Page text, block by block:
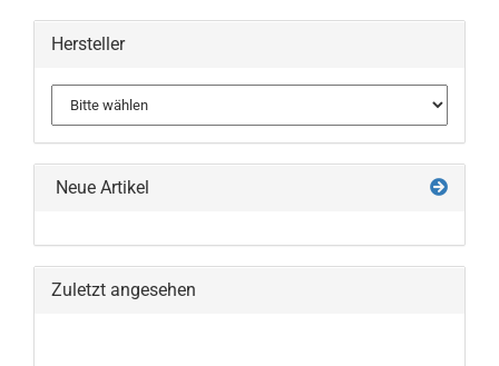
Hersteller
Neue Artikel
Zuletzt angesehen